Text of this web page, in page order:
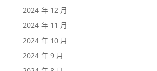
2024 年 12 月
2024 年 11 月
2024 年 10 月
2024 年 9 月